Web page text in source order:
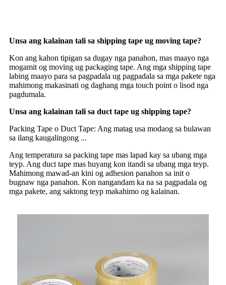
Unsa ang kalainan tali sa shipping tape ug moving tape?
Kon ang kahon tipigan sa dugay nga panahon, mas maayo nga
mogamit og moving ug packaging tape. Ang mga shipping tape
labing maayo para sa pagpadala ug pagpadala sa mga pakete nga
mahimong makasinati og daghang mga touch point o lisod nga
pagdumala.
Unsa ang kalainan tali sa duct tape ug shipping tape?
Packing Tape o Duct Tape: Ang matag usa modaog sa bulawan
sa ilang kaugalingong ...
Ang temperatura sa packing tape mas lapad kay sa ubang mga
teyp. Ang duct tape mas huyang kon itandi sa ubang mga teyp.
Mahimong mawad-an kini og adhesion panahon sa init o
bugnaw nga panahon. Kon nangandam ka na sa pagpadala og
mga pakete, ang saktong teyp makahimo og kalainan.